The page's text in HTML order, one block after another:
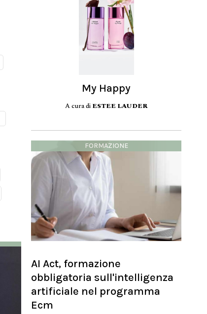
My Happy
A cura di ESTEE LAUDER
FORMAZIONE
AI Act, formazione
obbligatoria sull'intelligenza
artificiale nel programma
Ecm